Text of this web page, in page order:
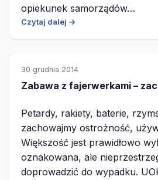
opiekunek samorządów…
Czytaj dalej →
30 grudnia 2014
Zabawa z fajerwerkami –
Petardy, rakiety, baterie,
zachowajmy ostrożność,
Większość jest prawidłowo
oznakowana, ale
doprowadzić do wypadku.